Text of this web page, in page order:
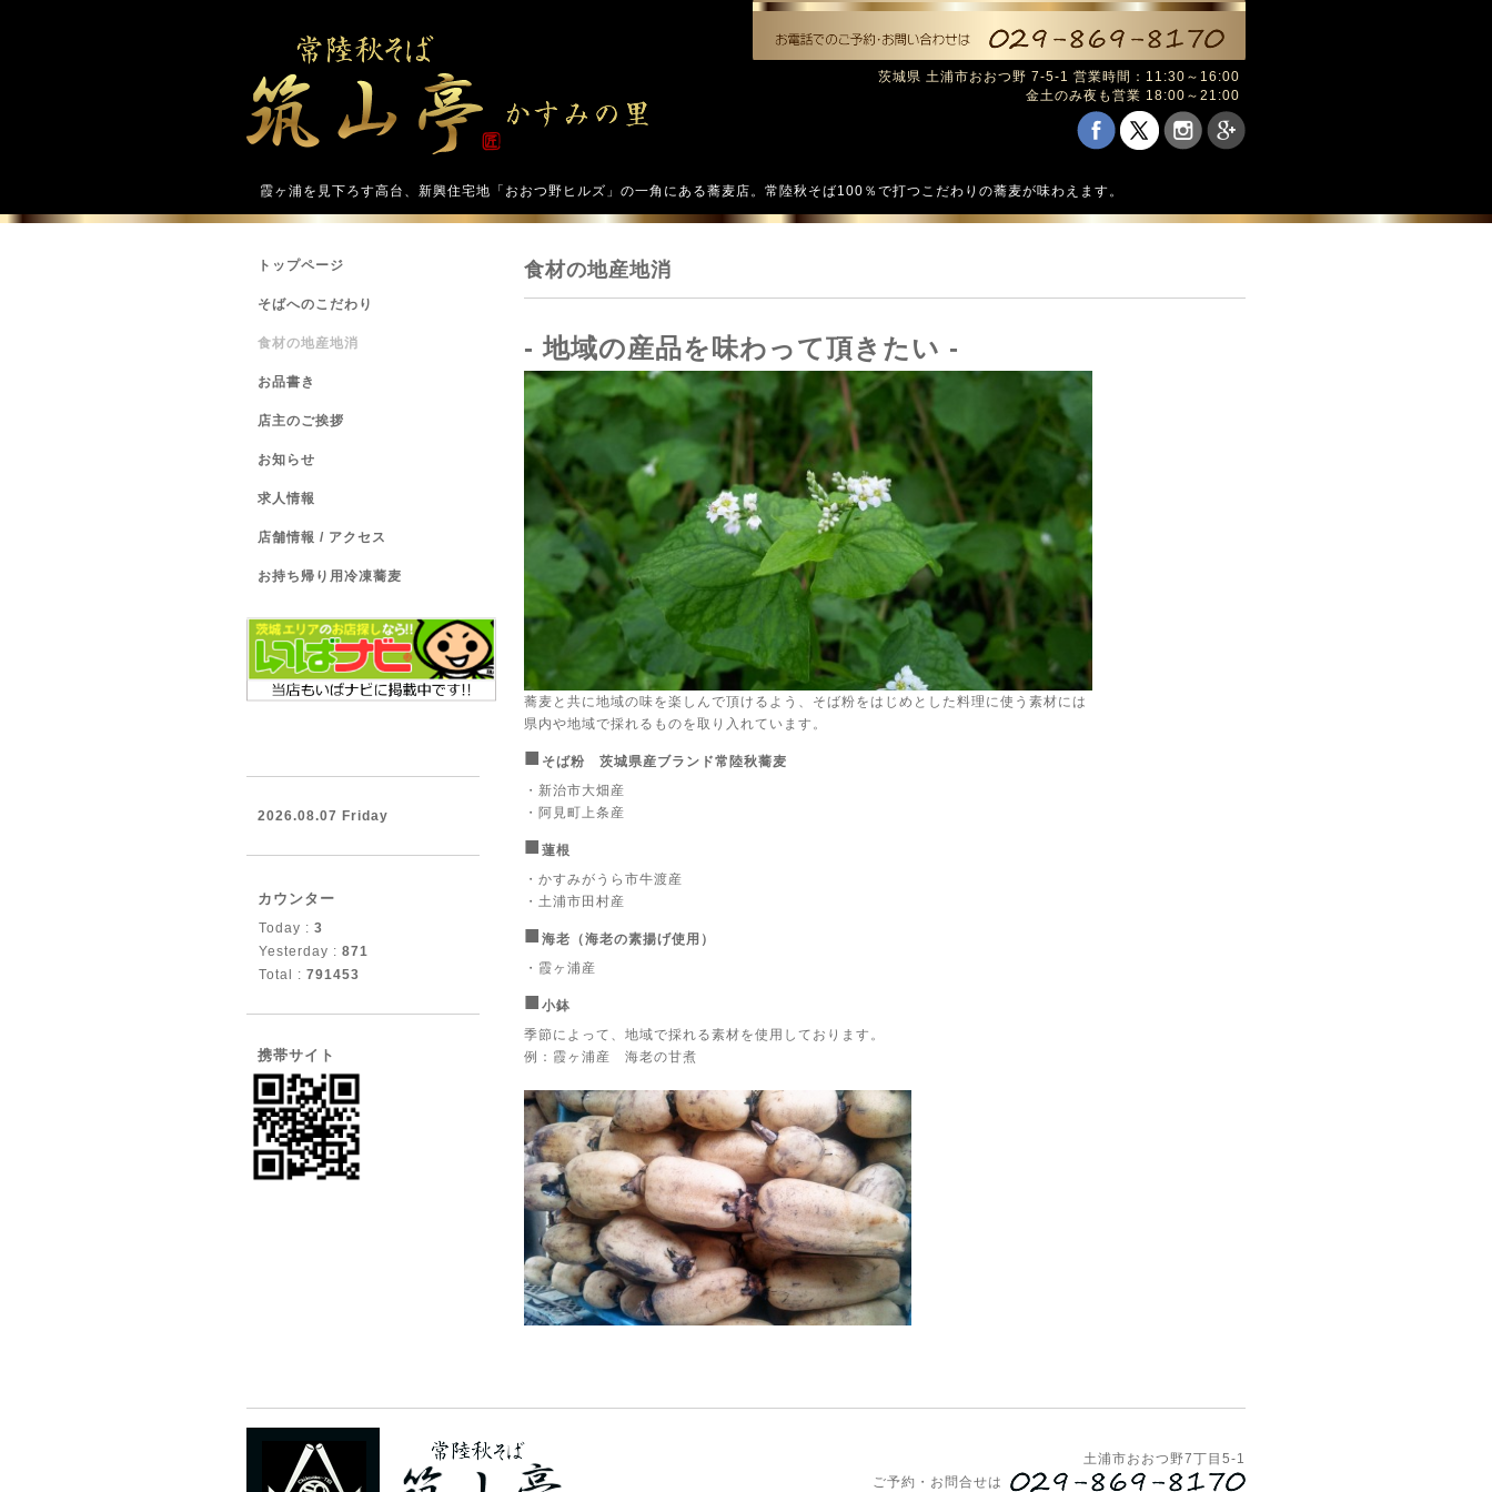
茨城県 土浦市おおつ野 7-5-1 営業時間：11:30～16:00
金土のみ夜も営業 18:00～21:00
霞ヶ浦を見下ろす高台、新興住宅地「おおつ野ヒルズ」の一角にある蕎麦店。常陸秋そば100％で打つこだわりの蕎麦が味わえます。
食材の地産地消
- 地域の産品を味わって頂きたい -
蕎麦と共に地域の味を楽しんで頂けるよう、そば粉をはじめとした料理に使う素材には
県内や地域で採れるものを取り入れています。
■ そば粉 茨城県産ブランド常陸秋蕎麦
・新治市大畑産
・阿見町上条産
■ 蓮根
・かすみがうら市牛渡産
・土浦市田村産
■ 海老（海老の素揚げ使用）
・霞ヶ浦産
■ 小鉢
季節によって、地域で採れる素材を使用しております。
例：霞ヶ浦産 海老の甘煮
トップページ
そばへのこだわり
食材の地産地消
お品書き
店主のご挨拶
お知らせ
求人情報
店舗情報 / アクセス
お持ち帰り用冷凍蕎麦
2026.08.07 Friday
カウンター
Today : 3
Yesterday : 871
Total : 791453
携帯サイト
土浦市おおつ野7丁目5-1
ご予約・お問合せは